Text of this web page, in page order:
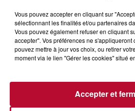
4 août 2026
FÊTE DE LA POLYNÉSIE À
Vous pouvez accepter en cliquant sur
sélectionnant les finalités et/ou partenaires
Vous pouvez également refuser en cliquant
accepter". Vos préférences ne s'appliqueront
pouvez mettre à jour vos choix, ou retirer
moment via le lien "Gérer les cookies" situé
Accepter et